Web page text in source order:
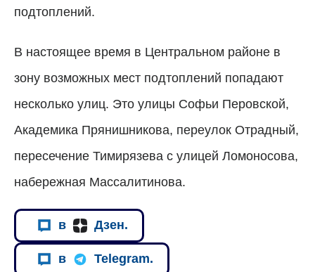
подтоплений.
В настоящее время в Центральном районе в
зону возможных мест подтоплений попадают
несколько улиц. Это улицы Софьи Перовской,
Академика Прянишникова, переулок Отрадный,
пересечение Тимирязева с улицей Ломоносова,
набережная Массалитинова.
в Дзен.
в Telegram.